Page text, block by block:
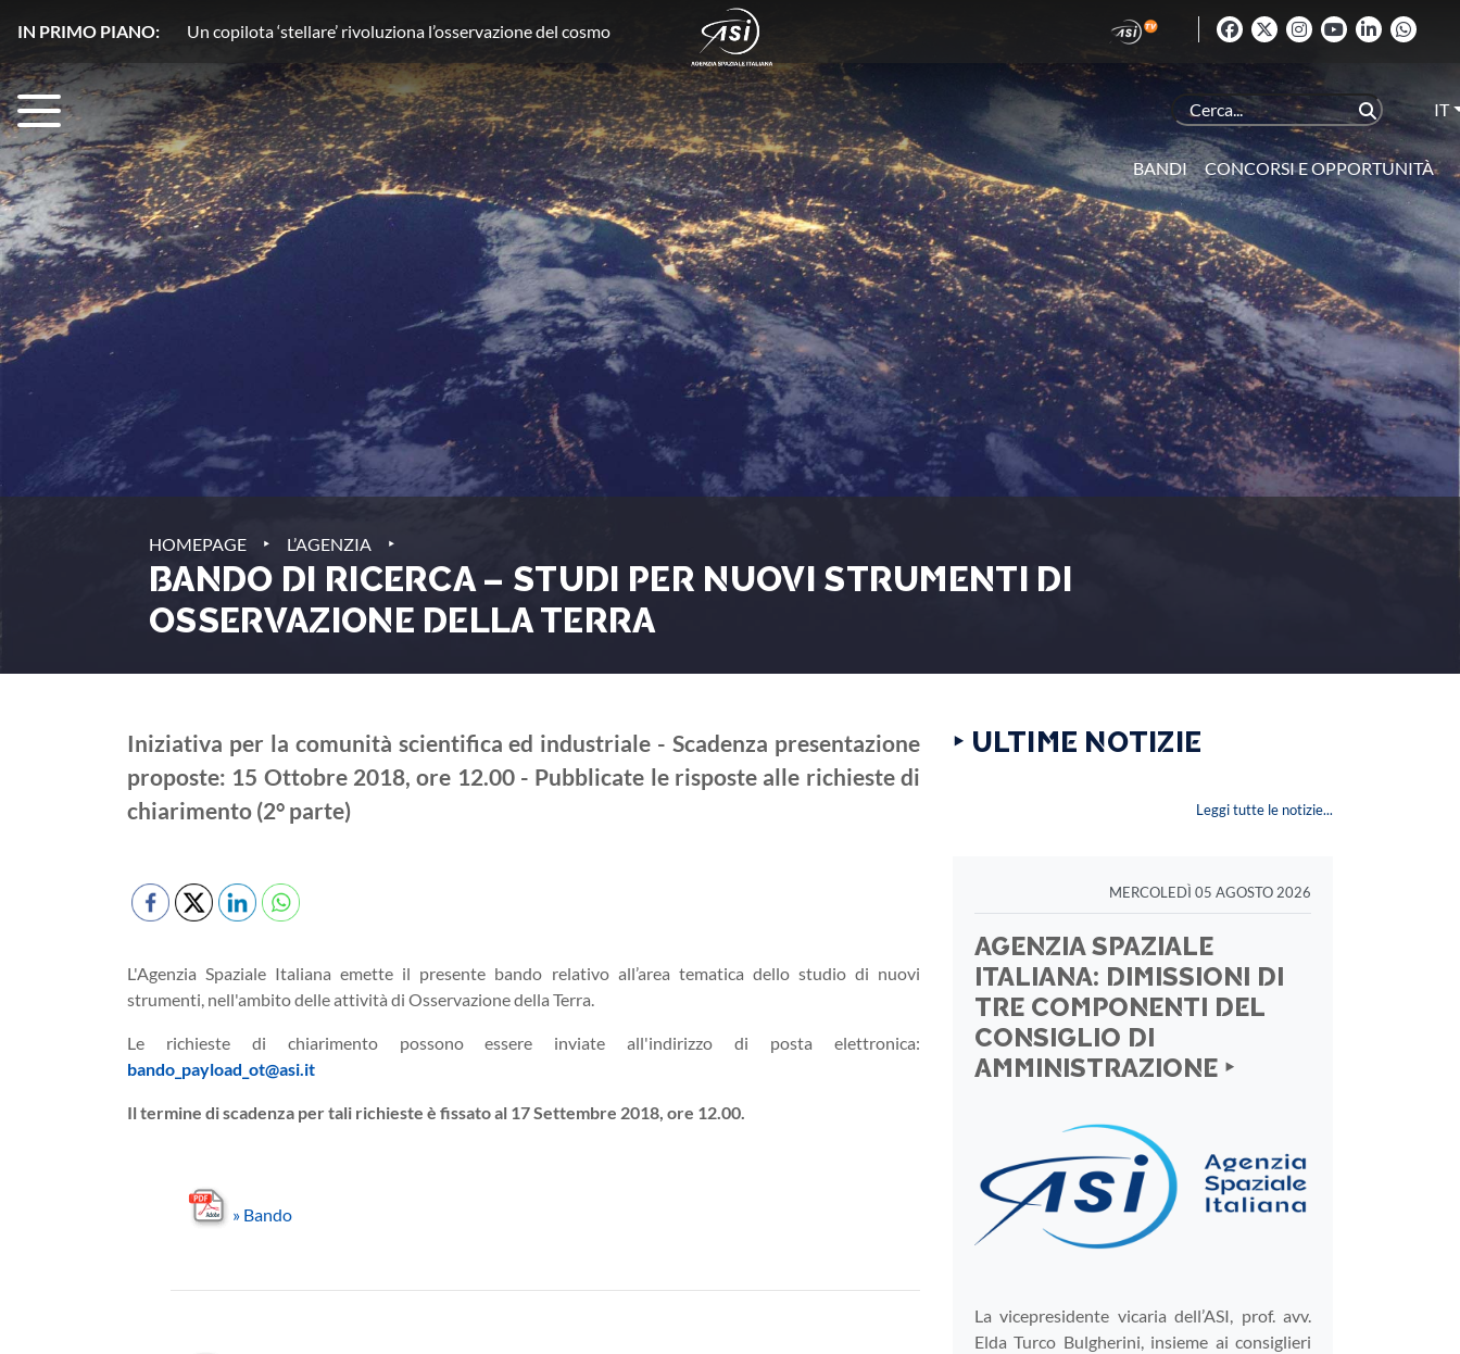
IN PRIMO PIANO: Acqua senza segreti con HydroGnss
IT
BANDI CONCORSI E OPPORTUNITÀ
HOMEPAGE ‣ L’AGENZIA ‣
BANDO DI RICERCA – STUDI PER NUOVI STRUMENTI DI
OSSERVAZIONE DELLA TERRA
Iniziativa per la comunità scientifica ed industriale - Scadenza presentazione
proposte: 15 Ottobre 2018, ore 12.00 - Pubblicate le risposte alle richieste di
chiarimento (2° parte)
L'Agenzia Spaziale Italiana emette il presente bando relativo all’area tematica dello studio di nuovi
strumenti, nell'ambito delle attività di Osservazione della Terra.
Le richieste di chiarimento possono essere inviate all'indirizzo di posta elettronica:
bando_payload_ot@asi.it
Il termine di scadenza per tali richieste è fissato al 17 Settembre 2018, ore 12.00.
» Bando
‣ ULTIME NOTIZIE
Leggi tutte le notizie...
MERCOLEDÌ 05 AGOSTO 2026
AGENZIA SPAZIALE
ITALIANA: DIMISSIONI DI
TRE COMPONENTI DEL
CONSIGLIO DI
AMMINISTRAZIONE ‣
La vicepresidente vicaria dell’ASI, prof. avv.
Elda Turco Bulgherini, insieme ai consiglieri